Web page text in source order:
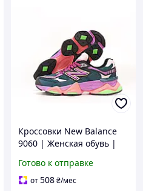
Кроссовки New Balance
9060 | Женская обувь |
спортивная для прогулок
Готово к отправке
от508₴/мес